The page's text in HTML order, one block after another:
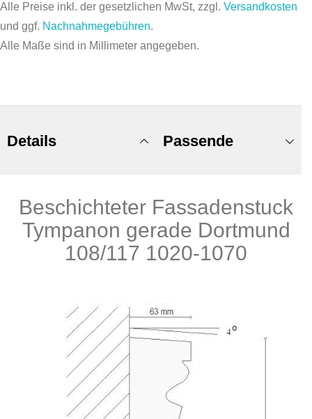
Alle Preise inkl. der gesetzlichen MwSt, zzgl. Versandkosten
und ggf. Nachnahmegebühren.
Alle Maße sind in Millimeter angegeben.
Details
Beschichteter Fassadenstuck
Tympanon gerade Dortmund
108/117 1020-1070
Passende
Produkte